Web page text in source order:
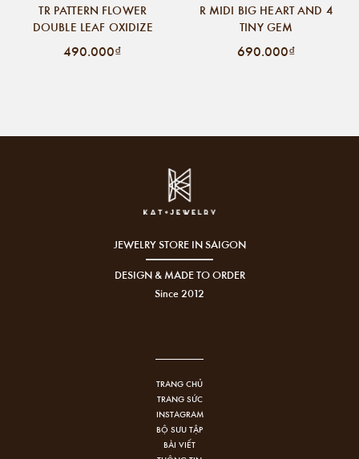
TR PATTERN FLOWER
DOUBLE LEAF OXIDIZE
490.000₫
R MIDI BIG HEART AND 4
TINY GEM
690.000₫
JEWELRY STORE IN SAIGON
DESIGN & MADE TO ORDER
Since 2012
TRANG CHỦ
TRANG SỨC
INSTAGRAM
BỘ SƯU TẬP
BÀI VIẾT